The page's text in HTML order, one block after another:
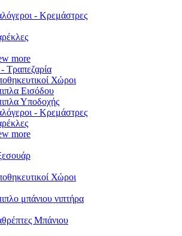
- Κρεμάστρες
more
Τραπεζαρία
Χώροι
Εισόδου
Υποδοχής
- Κρεμάστρες
more
Χώροι
μπάνιου νιπτήρα
Μπάνιου